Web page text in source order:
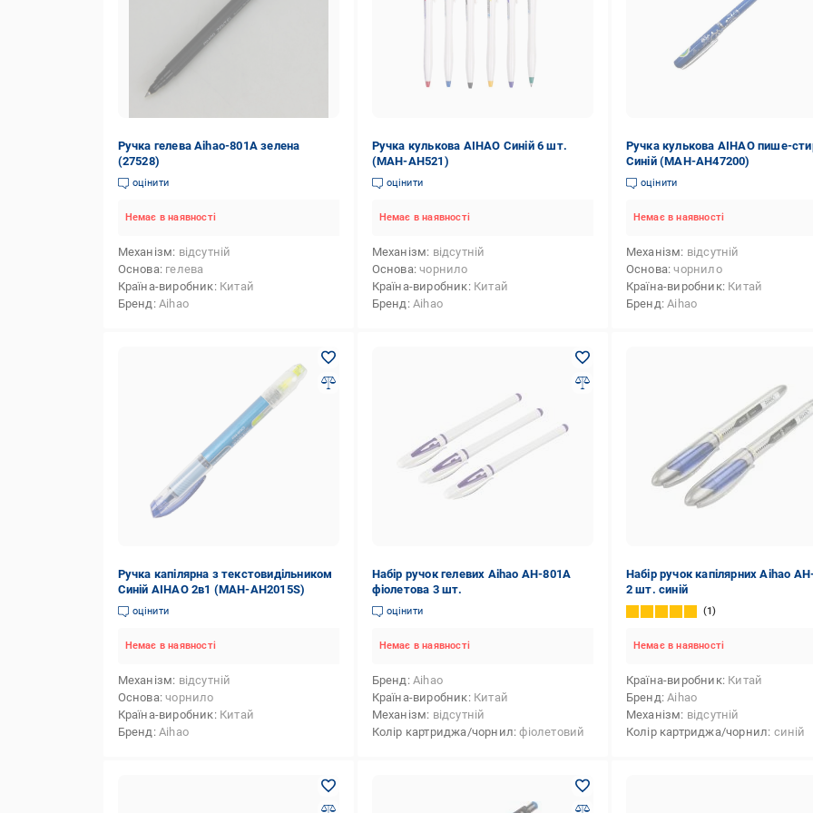
Ручка гелева Аihao-801А зелена
(27528)
оцінити
Немає в наявності
Механізм відсутній
Основа гелева
Країна-виробник Китай
Бренд Aihao
Ручка кулькова AIHAO Синій 6 шт.
(MAH-AH521)
оцінити
Немає в наявності
Механізм відсутній
Основа чорнило
Країна-виробник Китай
Бренд Aihao
Ручка кулькова AIHAO пише-
Синій (MAH-AH47200)
оцінити
Немає в наявності
Механізм відсутній
Основа чорнило
Країна-виробник Китай
Бренд Aihao
Ручка капілярна з текстовидільником
Синій AIHAO 2в1 (MAH-AH2015S)
оцінити
Немає в наявності
Механізм відсутній
Основа чорнило
Країна-виробник Китай
Бренд Aihao
Набір ручок гелевих Aihao АН-801А
фіолетова 3 шт.
оцінити
Немає в наявності
Бренд Aihao
Країна-виробник Китай
Механізм відсутній
Колір картриджа/чорнил фіолетовий
Набір ручок капілярних Aihao
2 шт. синій
1
Немає в наявності
Країна-виробник Китай
Бренд Aihao
Механізм відсутній
Колір картриджа/чорнил синій